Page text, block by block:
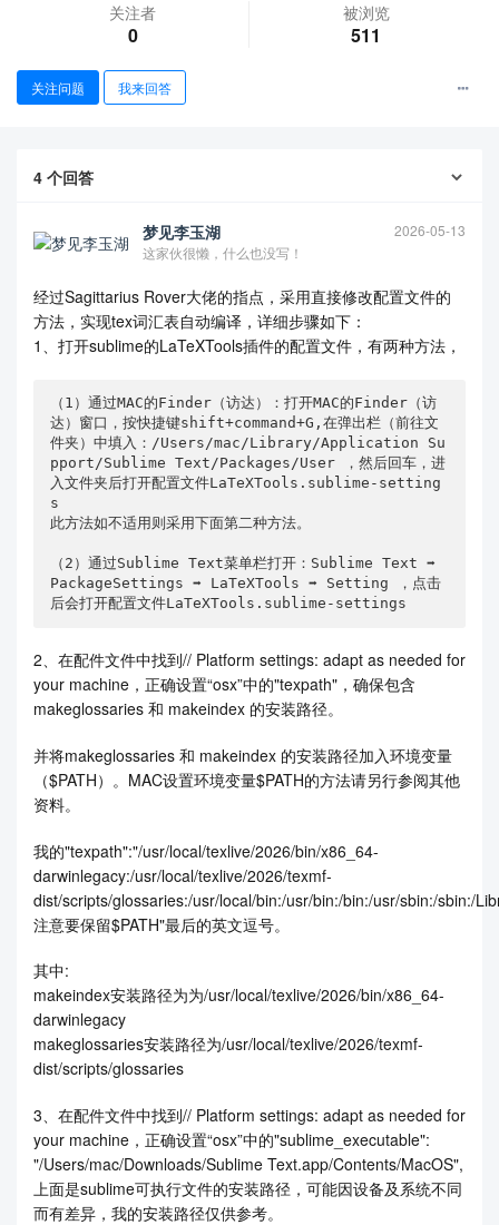
e_name}"],
            "working_dir": "${file_path}"
}
ssaries ），但若需手动触发，可通过
Tools → Build Wit
关注者
0
被浏览
511
关注问题 我来回答
4 个回答
梦见李玉湖
2026-05-13
这家伙很懒，什么也没写！
经过Sagittarius Rover大佬的指点，采用直接修改配置文件的
方法，实现tex词汇表自动编译，详细步骤如下：
1、打开sublime的LaTeXTools插件的配置文件，有两种方法，
（1）通过MAC的Finder（访达）：打开MAC的Finder（访
达）窗口，按快捷键shift+command+G,在弹出栏（前往文
件夹）中填入：/Users/mac/Library/Application Su
pport/Sublime Text/Packages/User ，然后回车，进
入文件夹后打开配置文件LaTeXTools.sublime-setting
s
此方法如不适用则采用下面第二种方法。
（2）通过Sublime Text菜单栏打开：Sublime Text ➡️
PackageSettings ➡️ LaTeXTools ➡️ Setting ，点击
2、在配件文件中找到// Platform settings: adapt as needed for
your machine，正确设置“osx”中的"texpath"，确保包含
makeglossaries 和 makeindex 的安装路径。
并将makeglossaries 和 makeindex 的安装路径加入环境变量
（$PATH）。MAC设置环境变量$PATH的方法请另行参阅其他
资料。
我的"texpath":"/usr/local/texlive/2026/bin/x86_64-
darwinlegacy:/usr/local/texlive/2026/texmf-
dist/scripts/glossaries:/usr/local/bin:/usr/bin:/bin:/usr/sbin:/sbin:/
注意要保留$PATH"最后的英文逗号。
其中:
makeindex安装路径为为/usr/local/texlive/2026/bin/x86_64-
darwinlegacy
makeglossaries安装路径为/usr/local/texlive/2026/texmf-
dist/scripts/glossaries
3、在配件文件中找到// Platform settings: adapt as needed for
your machine，正确设置“osx”中的"sublime_executable":
"/Users/mac/Downloads/Sublime Text.app/Contents/MacOS",
上面是sublime可执行文件的安装路径，可能因设备及系统不同
而有差异，我的安装路径仅供参考。